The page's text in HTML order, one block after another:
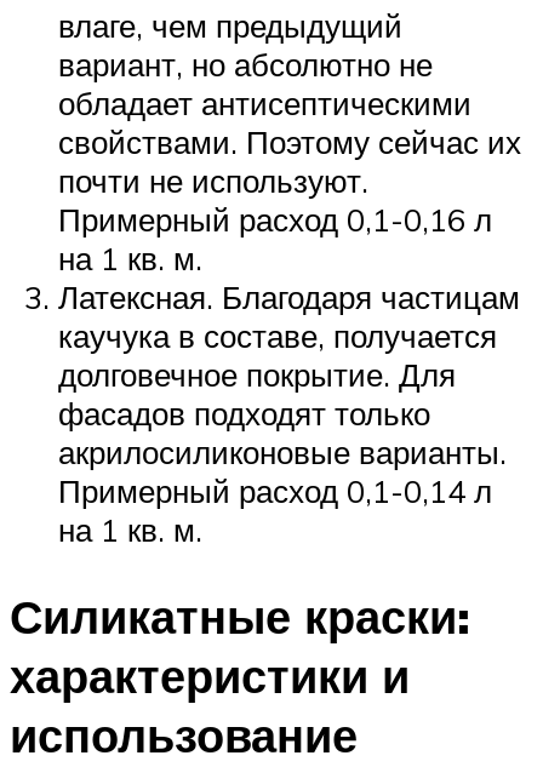
влаге, чем предыдущий
вариант, но абсолютно не
обладает антисептическими
свойствами. Поэтому сейчас их
почти не используют.
Примерный расход 0,1-0,16 л
на 1 кв. м.
Латексная. Благодаря частицам
каучука в составе, получается
долговечное покрытие. Для
фасадов подходят только
акрилосиликоновые варианты.
Примерный расход 0,1-0,14 л
на 1 кв. м.
Силикатные краски:
характеристики и
использование